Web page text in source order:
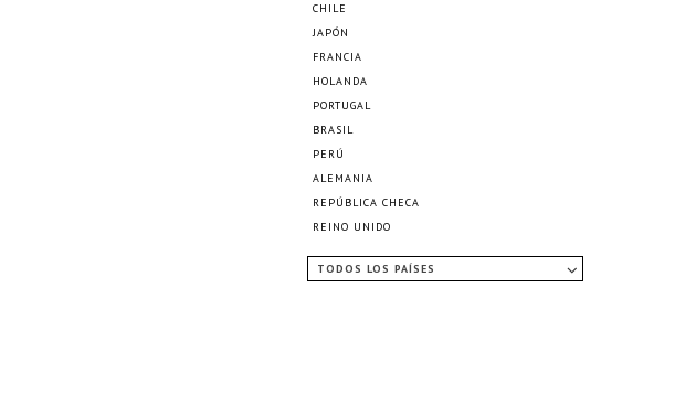
CHILE
JAPÓN
FRANCIA
HOLANDA
PORTUGAL
BRASIL
PERÚ
ALEMANIA
REPÚBLICA CHECA
REINO UNIDO
TODOS LOS PAÍSES